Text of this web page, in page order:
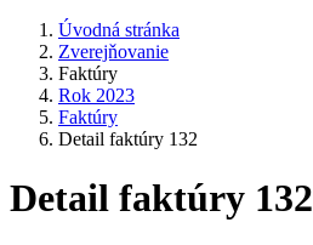
Úvodná stránka
Zverejňovanie
Faktúry
Rok 2023
Faktúry
Detail faktúry 132
Detail faktúry 132